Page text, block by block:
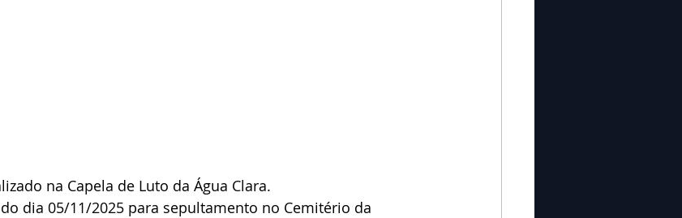
na Capela de Luto da Água Clara.
dia 05/11/2025 para sepultamento no Cemitério da